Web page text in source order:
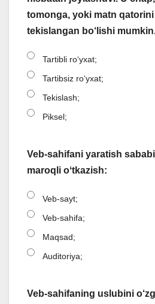
tomonga, yoki matn qatorini
tekislangan bo‘lishi
Tartibli roʻyxat;
Tartibsiz roʻyxat;
Tekislash;
Piksel;
Veb-sahifani yaratish
maroqli oʻtkazish:
Veb-sayt;
Veb-sahifa;
Maqsad;
Auditoriya;
Veb-sahifaning uslubini